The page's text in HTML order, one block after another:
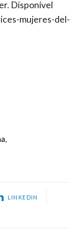
Disponível
mujeres-del-
,
LINKEDIN